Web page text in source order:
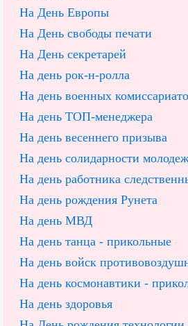
На День Европы
На День свободы печати
На День секретарей
На день рок-н-ролла
На день военных
На день ТОП-менеджера
На день весеннего призыва
На день солидарности
На день работника
На день рождения Рунета
На день МВД
На день танца - прикольные
На день войск
На день космонавтики -
На день здоровья